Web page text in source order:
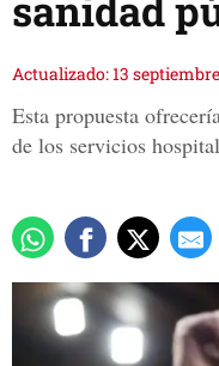
Actualizado: 13
Esta propuesta
de los servicios